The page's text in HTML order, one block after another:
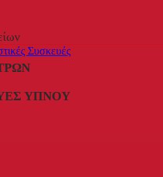
Συσκευές
ΎΠΝΟΥ